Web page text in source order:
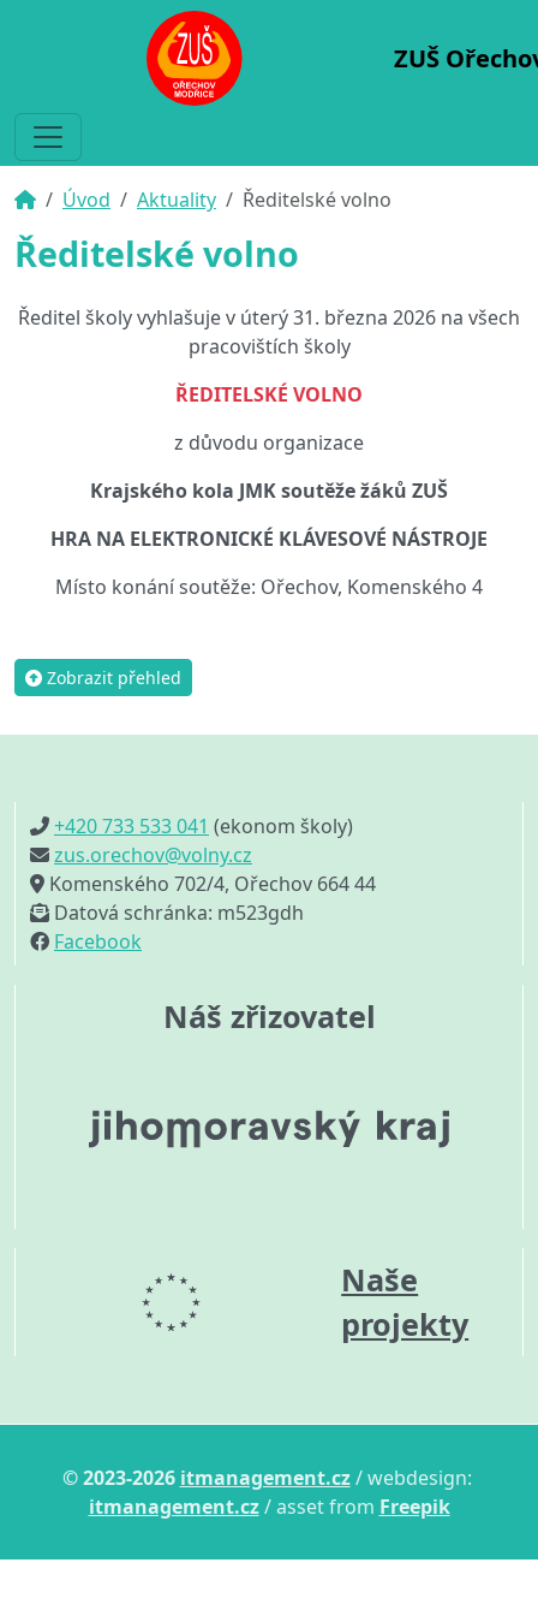
ZUŠ
Úvod Aktuality Ředitelské volno
Ředitelské volno
Ředitel školy vyhlašuje v úterý 31. března 2026 na všech
pracovištích školy
ŘEDITELSKÉ VOLNO
z důvodu organizace
Krajského kola JMK soutěže žáků ZUŠ
HRA NA ELEKTRONICKÉ KLÁVESOVÉ NÁSTROJE
Místo konání soutěže: Ořechov, Komenského 4
Zobrazit přehled
+420 733 533 041 (ekonom školy)
zus.orechov@volny.cz
Komenského 702/4, Ořechov 664 44
Datová schránka: m523gdh
Facebook
Náš zřizovatel
Naše
projekty
© 2023-2026 itmanagement.cz / webdesign:
itmanagement.cz / asset from Freepik